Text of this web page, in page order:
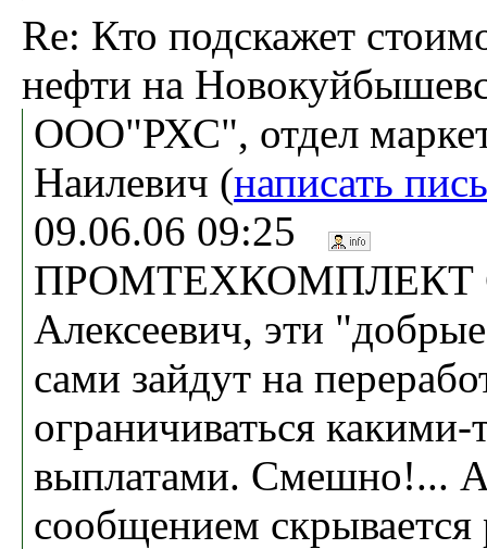
Re: Кто подскажет
нефти на
ООО"РХС", отдел
Наилевич (написать
09.06.06 09:25
ПРОМТЕХКОМПЛЕКТ
Алексеевич, эти
сами зайдут на
ограничиваться какими-
выплатами. Смешно!...
сообщением скрывается